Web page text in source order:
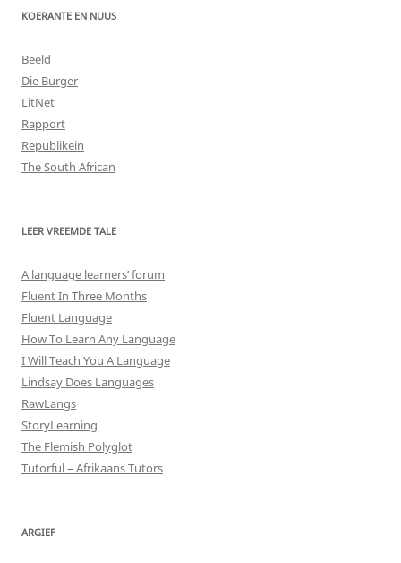
KOERANTE EN NUUS
Beeld
Die Burger
LitNet
Rapport
Republikein
The South African
LEER VREEMDE TALE
A language learners’ forum
Fluent In Three Months
Fluent Language
How To Learn Any Language
I Will Teach You A Language
Lindsay Does Languages
RawLangs
StoryLearning
The Flemish Polyglot
Tutorful – Afrikaans Tutors
ARGIEF